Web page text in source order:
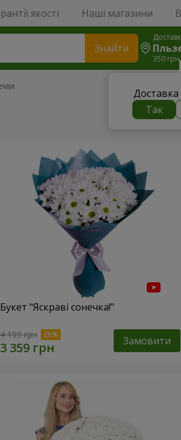
якості Наші магазини
Знайти
350 грн
Доставка
Так
Букет "Яскраві сонечка!"
4 199 грн Замовити